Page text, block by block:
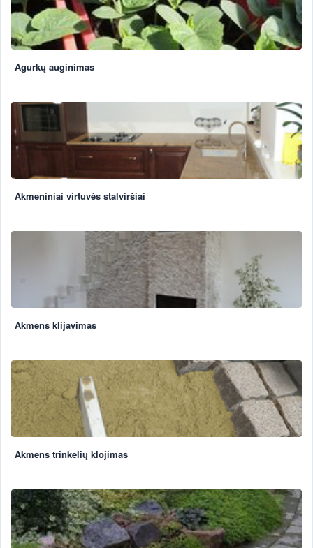
Agurkų auginimas
Akmeniniai virtuvės stalviršiai
Akmens klijavimas
Akmens trinkelių klojimas